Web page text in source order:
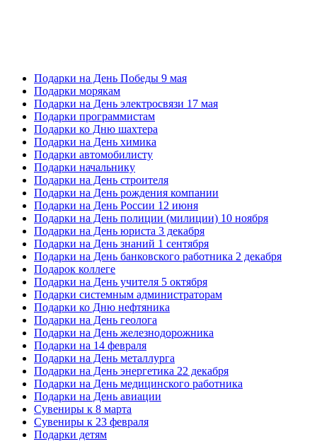
Подарки на День Победы 9 мая
Подарки морякам
Подарки на День электросвязи 17 мая
Подарки программистам
Подарки ко Дню шахтера
Подарки на День химика
Подарки автомобилисту
Подарки начальнику
Подарки на День строителя
Подарки на День рождения компании
Подарки на День России 12 июня
Подарки на День полиции (милиции) 10 ноября
Подарки на День юриста 3 декабря
Подарки на День знаний 1 сентября
Подарки на День банковского работника 2 декабря
Подарок коллеге
Подарки на День учителя 5 октября
Подарки системным администраторам
Подарки ко Дню нефтяника
Подарки на День геолога
Подарки на День железнодорожника
Подарки на 14 февраля
Подарки на День металлурга
Подарки на День энергетика 22 декабря
Подарки на День медицинского работника
Подарки на День авиации
Сувениры к 8 марта
Сувениры к 23 февраля
Подарки детям